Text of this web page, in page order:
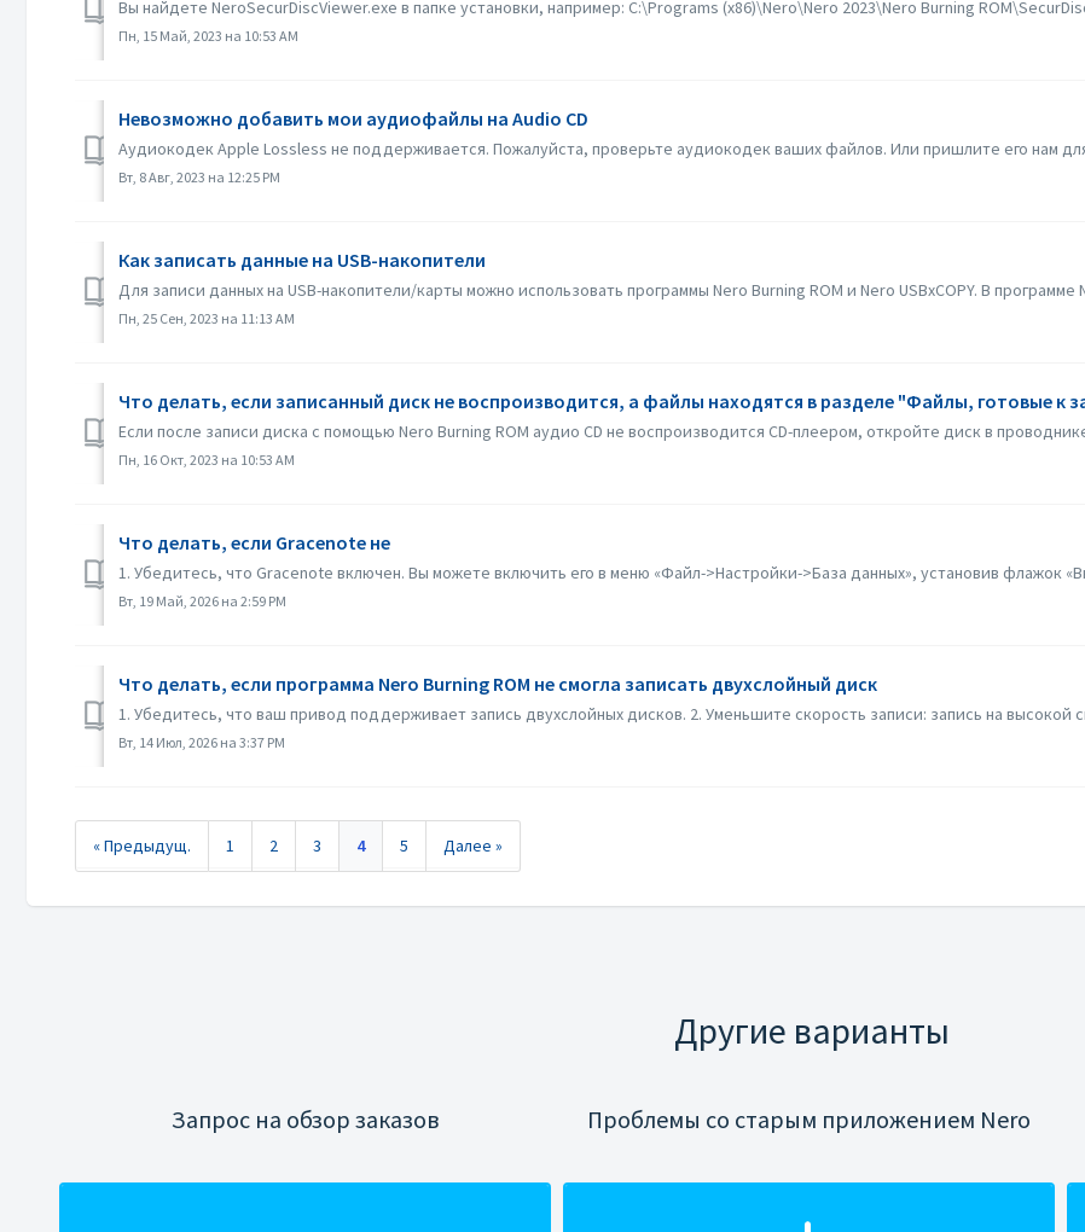
Вы найдете NeroSecurDiscViewer.exe в папке установки, например: C:\Programs (x86)\Nero\Nero 2023\Nero Burning
Пн, 15 Май, 2023 на 10:53 AM
Невозможно добавить мои аудиофайлы на Audio CD
Аудиокодек Apple Lossless не поддерживается. Пожалуйста, проверьте аудиокодек ваших файлов. Или пришлите его нам
Вт, 8 Авг, 2023 на 12:25 PM
Как записать данные на USB-накопители
Для записи данных на USB-накопители/карты можно использовать программы Nero Burning ROM и Nero USBxCOPY. В программе
Пн, 25 Сен, 2023 на 11:13 AM
Что делать, если записанный диск не воспроизводится, а файлы находятся в разделе "Файлы, готовые к
Если после записи диска с помощью Nero Burning ROM аудио CD не воспроизводится CD-плеером, откройте диск в
Пн, 16 Окт, 2023 на 10:53 AM
Что делать, если Gracenote не
1. Убедитесь, что Gracenote включен. Вы можете включить его в меню «Файл->Настройки->База данных», установив флажок
Вт, 19 Май, 2026 на 2:59 PM
Что делать, если программа Nero Burning ROM не смогла записать двухслойный диск
1. Убедитесь, что ваш привод поддерживает запись двухслойных дисков. 2. Уменьшите скорость записи: запись на высокой
Вт, 14 Июл, 2026 на 3:37 PM
« Предыдущ. 1 2 3 4 5 Далее »
Другие варианты
Запрос на обзор заказов Проблемы со старым приложением Nero